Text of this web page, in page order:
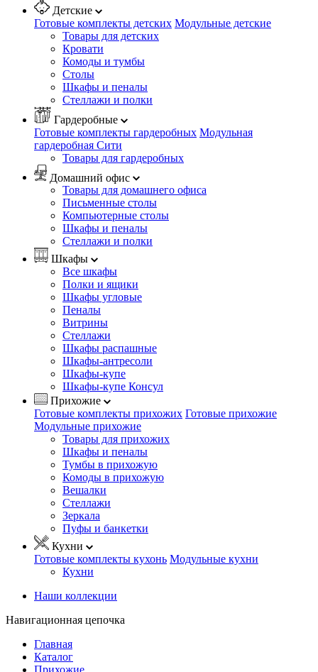
Детские
Готовые комплекты детских Модульные детские
Товары для детских
Кровати
Комоды и тумбы
Столы
Шкафы и пеналы
Стеллажи и полки
Гардеробные
Готовые комплекты гардеробных Модульная
гардеробная Сити
Товары для гардеробных
Домашний офис
Товары для домашнего офиса
Письменные столы
Компьютерные столы
Шкафы и пеналы
Стеллажи и полки
Шкафы
Все шкафы
Полки и ящики
Шкафы угловые
Пеналы
Витрины
Стеллажи
Шкафы распашные
Шкафы-антресоли
Шкафы-купе
Шкафы-купе Консул
Прихожие
Готовые комплекты прихожих Готовые прихожие
Модульные прихожие
Товары для прихожих
Шкафы и пеналы
Тумбы в прихожую
Комоды в прихожую
Вешалки
Стеллажи
Зеркала
Пуфы и банкетки
Кухни
Готовые комплекты кухонь Модульные кухни
Кухни
Наши коллекции
Навигационная цепочка
Главная
Каталог
Прихожие